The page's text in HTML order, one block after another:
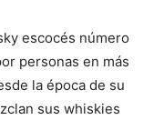
escocés número
personas en más
la época de su
sus whiskies